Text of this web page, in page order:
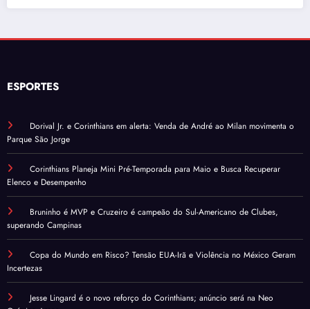
ESPORTES
Dorival Jr. e Corinthians em alerta: Venda de André ao Milan movimenta o
Parque São Jorge
Corinthians Planeja Mini Pré-Temporada para Maio e Busca Recuperar
Elenco e Desempenho
Bruninho é MVP e Cruzeiro é campeão do Sul-Americano de Clubes,
superando Campinas
Copa do Mundo em Risco? Tensão EUA-Irã e Violência no México Geram
Incertezas
Jesse Lingard é o novo reforço do Corinthians; anúncio será na Neo